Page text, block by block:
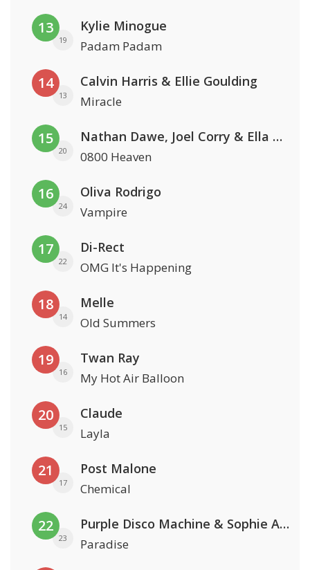
13
19
Kylie Minogue
Padam Padam
14
13
Calvin Harris & Ellie Goulding
Miracle
15
20
Nathan Dawe, Joel Corry & Ella Henderson
0800 Heaven
16
24
Oliva Rodrigo
Vampire
17
22
Di-Rect
OMG It's Happening
18
14
Melle
Old Summers
19
16
Twan Ray
My Hot Air Balloon
20
15
Claude
Layla
21
17
Post Malone
Chemical
22
23
Purple Disco Machine & Sophie And The Giants
Paradise